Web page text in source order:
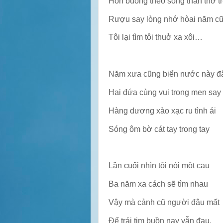
Rượu say lòng nhớ hòai năm cũ
Tôi lại tìm tôi thuở xa xôi…
Năm xưa cũng biển nước này
Hai đứa cùng vui trong men say
Hàng dương xào xạc ru tình ái
Sóng ôm bờ cát tay trong tay
Lần cuối nhìn tôi nói một cau
Ba năm xa cách sẽ tìm nhau
Vậy mà cảnh cũ người đâu mất
Để trái tim buồn nay vẫn đau.